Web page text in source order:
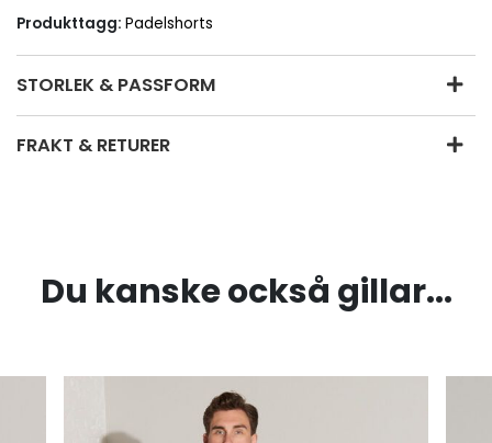
Produkttagg: Padelshorts
STORLEK & PASSFORM
FRAKT & RETURER
Du kanske också gillar...